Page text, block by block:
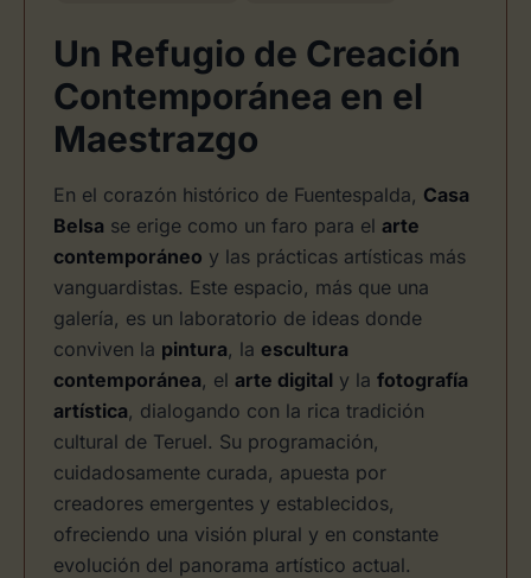
Un Refugio de Creación
Contemporánea en el
Maestrazgo
En el corazón histórico de Fuentespalda, Casa
Belsa se erige como un faro para el arte
contemporáneo y las prácticas artísticas más
vanguardistas. Este espacio, más que una
galería, es un laboratorio de ideas donde
conviven la pintura, la escultura
contemporánea, el arte digital y la fotografía
artística, dialogando con la rica tradición
cultural de Teruel. Su programación,
cuidadosamente curada, apuesta por
creadores emergentes y establecidos,
ofreciendo una visión plural y en constante
evolución del panorama artístico actual.